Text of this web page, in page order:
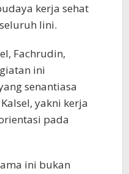
kerja sehat
lini.
Fachrudin,
ini
senantiasa
yakni kerja
pada
ini bukan